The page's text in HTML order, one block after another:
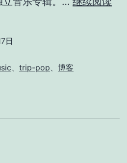
客
日
trip-pop 博客